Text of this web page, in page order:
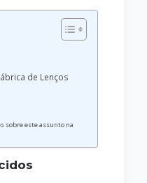
de Lenços
sobre este assunto na